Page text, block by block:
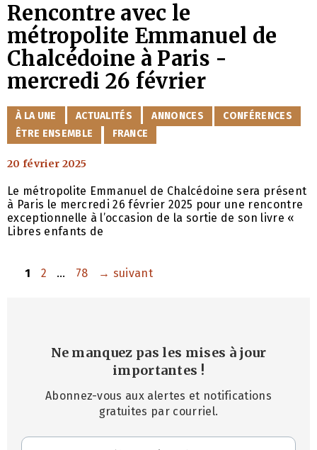
Rencontre avec le
métropolite Emmanuel de
Chalcédoine à Paris -
mercredi 26 février
CATÉGORIES
À LA UNE ACTUALITÉS ANNONCES
CONFÉRENCES
ÊTRE ENSEMBLE
FRANCE
20 février 2025
Le métropolite Emmanuel de Chalcédoine sera présent
à Paris le mercredi 26 février 2025 pour une rencontre
exceptionnelle à l’occasion de la sortie de son livre «
Libres enfants de
Page
1 Page
2 … Page
78 → suivant
Ne manquez pas les mises à jour
importantes !
Abonnez-vous aux alertes et notifications
gratuites par courriel.